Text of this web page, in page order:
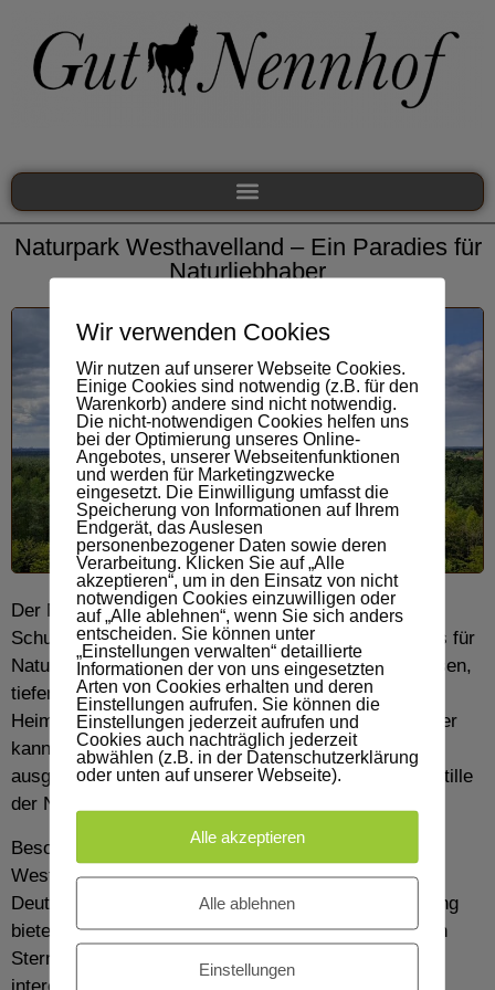
Naturpark Westhavelland – Ein Paradies für
Naturliebhaber
Der Naturpark Westhavelland ist das größte
Schutzgebiet Brandenburgs und ein wahres Paradies für
Naturliebhaber. Mit seinen ausgedehnten Feuchtwiesen,
tiefen Wäldern und klaren Seen bietet der Park eine
Heimat für eine Vielzahl von Pflanzen und Tieren. Hier
kann man seltene Vogelarten beobachten, auf gut
ausgeschilderten Wegen wandern oder einfach die Stille
der Natur genießen.
Besonders beeindruckend ist der Sternenpark
Westhavelland, der erste internationale Sternenpark
Deutschlands. Dank der geringen Lichtverschmutzung
bietet der Park einen atemberaubenden Blick auf den
Sternenhimmel. Für alle, die sich für Astronomie
Wir verwenden Cookies
Wir nutzen auf unserer Webseite Cookies.
Einige Cookies sind notwendig (z.B. für den
Warenkorb) andere sind nicht notwendig.
Die nicht-notwendigen Cookies helfen uns
bei der Optimierung unseres Online-
Angebotes, unserer Webseitenfunktionen
und werden für Marketingzwecke
eingesetzt. Die Einwilligung umfasst die
Speicherung von Informationen auf Ihrem
Endgerät, das Auslesen
personenbezogener Daten sowie deren
Verarbeitung. Klicken Sie auf „Alle
akzeptieren“, um in den Einsatz von nicht
notwendigen Cookies einzuwilligen oder
auf „Alle ablehnen“, wenn Sie sich anders
entscheiden. Sie können unter
„Einstellungen verwalten“ detaillierte
Informationen der von uns eingesetzten
Arten von Cookies erhalten und deren
Einstellungen aufrufen. Sie können die
Einstellungen jederzeit aufrufen und
Cookies auch nachträglich jederzeit
abwählen (z.B. in der Datenschutzerklärung
oder unten auf unserer Webseite).
Alle akzeptieren
Alle ablehnen
Einstellungen